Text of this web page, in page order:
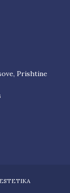
Prishtine